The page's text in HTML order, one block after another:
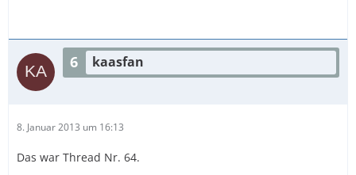
6 kaasfan
8. Januar 2013 um 16:13
Das war Thread Nr. 64.